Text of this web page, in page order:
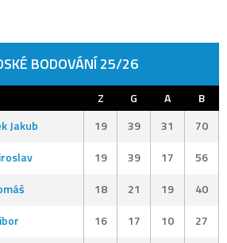
BODOVÁNÍ 25/26
Z G A
B
Jakub 19 39 31
70
19 39 17
56
18 21 19
40
16 17 10
27